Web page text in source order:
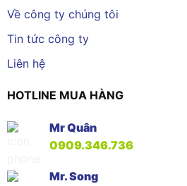
Về công ty chúng tôi
Tin tức công ty
Liên hệ
HOTLINE MUA HÀNG
Mr Quân
0909.346.736
Mr. Song